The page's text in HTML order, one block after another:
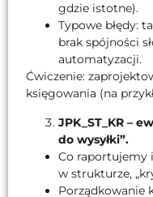
gdzie istotne).
Typowe błędy:
brak spójności
automatyzacji.
Ćwiczenie:
księgowania (na
JPK_ST_KR –
do wysyłki”.
Co raportujemy
w strukturze,
Porządkowanie